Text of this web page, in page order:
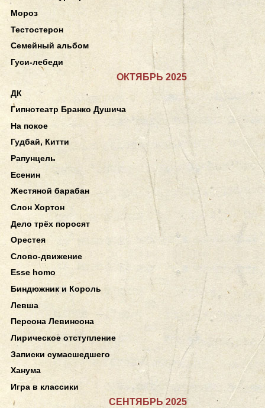
Мороз
Тестостерон
Семейный альбом
Гуси-лебеди
ОКТЯБРЬ 2025
ДК
Гипнотеатр Бранко Душича
На покое
Гудбай, Китти
Рапунцель
Есенин
Жестяной барабан
Слон Хортон
Дело трёх поросят
Орестея
Слово-движение
Esse homo
Биндюжник и Король
Левша
Персона Левинсона
Лирическое отступление
Записки сумасшедшего
Ханума
Игра в классики
СЕНТЯБРЬ 2025